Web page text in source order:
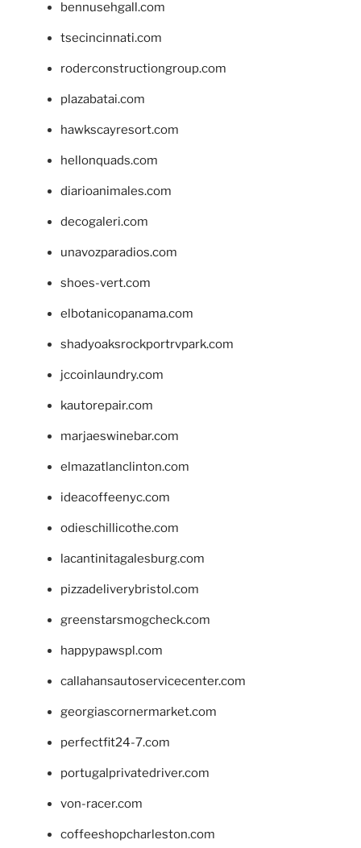
bennusehgall.com
tsecincinnati.com
roderconstructiongroup.com
plazabatai.com
hawkscayresort.com
hellonquads.com
diarioanimales.com
decogaleri.com
unavozparadios.com
shoes-vert.com
elbotanicopanama.com
shadyoaksrockportrvpark.com
jccoinlaundry.com
kautorepair.com
marjaeswinebar.com
elmazatlanclinton.com
ideacoffeenyc.com
odieschillicothe.com
lacantinitagalesburg.com
pizzadeliverybristol.com
greenstarsmogcheck.com
happypawspl.com
callahansautoservicecenter.com
georgiascornermarket.com
perfectfit24-7.com
portugalprivatedriver.com
von-racer.com
coffeeshopcharleston.com